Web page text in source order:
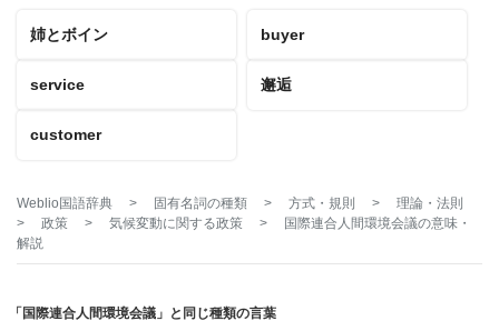
姉とボイン buyer
service 邂逅
customer
Weblio国語辞典 > 固有名詞の種類 > 方式・規則 >
理論・法則
>
政策 > 気候変動に関する政策 > 国際連合人間環境会議の意味・
解説
「国際連合人間環境会議」と同じ種類の言葉